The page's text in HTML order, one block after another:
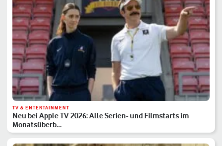
TV & ENTERTAINMENT
Neu bei Apple TV 2026: Alle Serien- und Filmstarts im
Monatsüberb…